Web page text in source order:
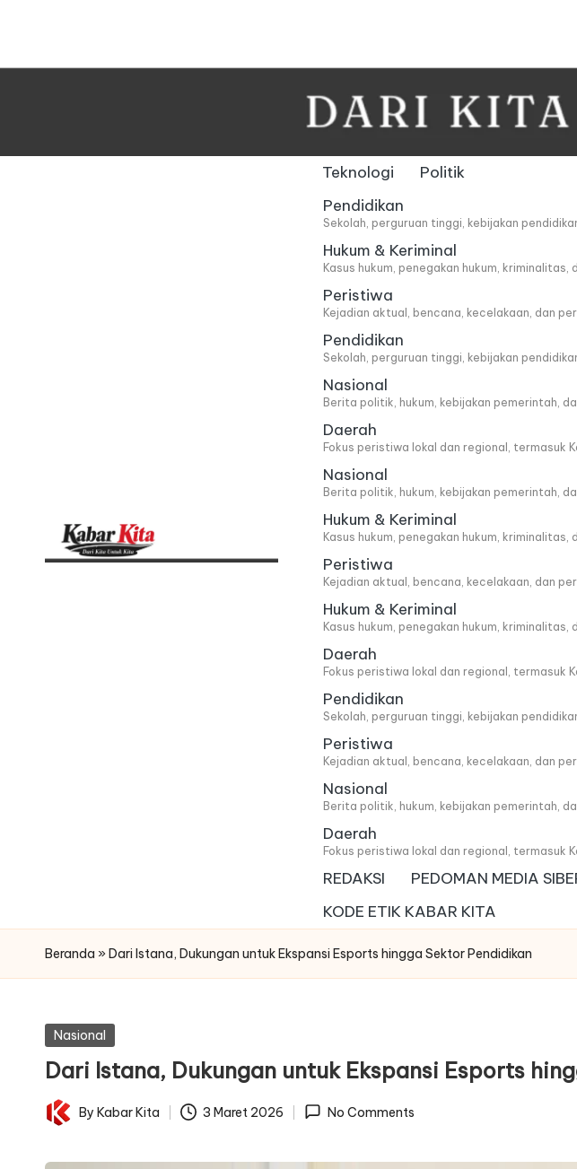
to
Teknologi
Politik
Pendidikan
Sekolah, perguruan tinggi, kebijakan
Hukum & Keriminal
Kasus hukum, penegakan hukum, kriminalitas,
Peristiwa
Kejadian aktual, bencana, kecelakaan, dan
Pendidikan
Sekolah, perguruan tinggi, kebijakan
Nasional
Berita politik, hukum, kebijakan pemerintah,
Daerah
Fokus peristiwa lokal dan regional, termasuk
Nasional
Berita politik, hukum, kebijakan pemerintah,
Hukum & Keriminal
Kasus hukum, penegakan hukum, kriminalitas,
Peristiwa
Kejadian aktual, bencana, kecelakaan, dan
Hukum & Keriminal
Kasus hukum, penegakan hukum, kriminalitas,
Daerah
Fokus peristiwa lokal dan regional, termasuk
Pendidikan
Sekolah, perguruan tinggi, kebijakan
Peristiwa
Kejadian aktual, bencana, kecelakaan, dan
Nasional
Berita politik, hukum, kebijakan pemerintah,
Daerah
Fokus peristiwa lokal dan regional, termasuk
REDAKSI
PEDOMAN MEDIA
KODE ETIK KABAR KITA
Beranda » Dari Istana, Dukungan untuk Ekspansi Esports hingga Sektor Pendidikan
Posted
Nasional
Dari Istana, Dukungan untuk Ekspansi Esports
Posted
By Kabar Kita 3 Maret 2026 No Comments